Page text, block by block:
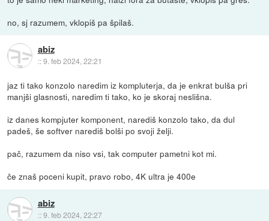
no, sj razumem, vklopiš pa špilaš.
abiz
::9. feb 2024, 22:21
jaz ti tako konzolo naredim iz kompluterja, da je enkrat bulša pri
manjši glasnosti, naredim ti tako, ko je skoraj neslišna.
iz danes kompjuter komponent, narediš konzolo tako, da dul
padeš, še softver narediš bolši po svoji želji.
pač, razumem da niso vsi, tak computer pametni kot mi.
če znaš poceni kupit, pravo robo, 4K ultra je 400e
abiz
::9. feb 2024, 22:27